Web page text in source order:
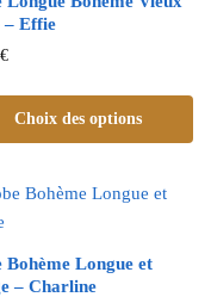
– Effie
€
Choix des options
Bohème Longue et
– Charline